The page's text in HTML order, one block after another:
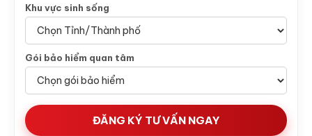
Khu vực sinh sống
Gói bảo hiểm quan tâm
ĐĂNG KÝ TƯ VẤN NGAY